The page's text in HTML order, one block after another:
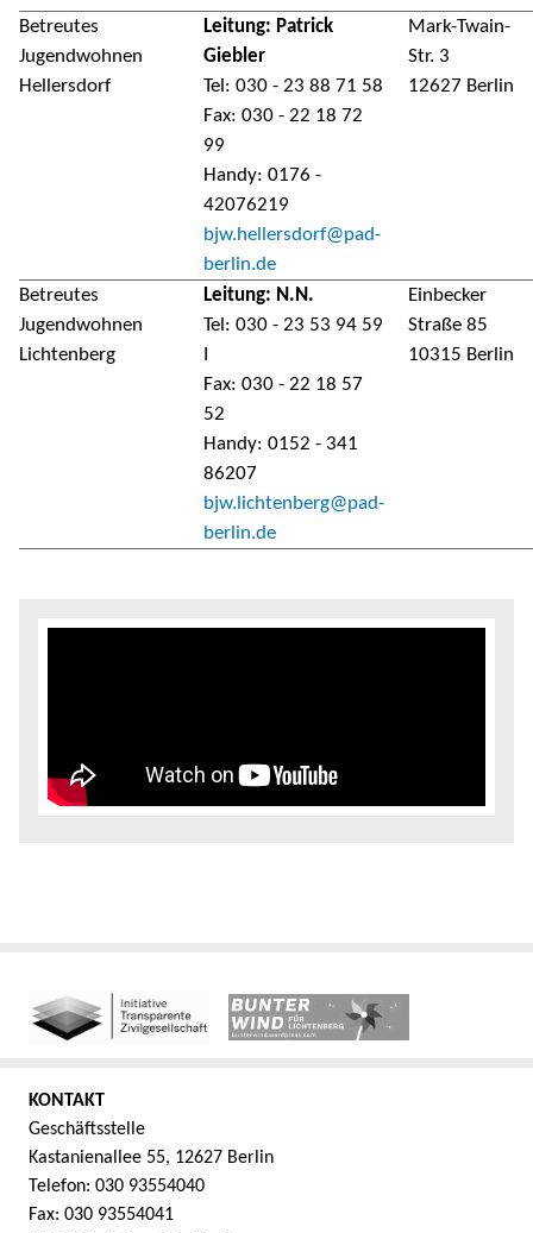
Betreutes
Jugendwohnen
Hellersdorf
Leitung: Patrick
Giebler
Tel: 030 - 23 88 71 58
Fax: 030 - 22 18 72
99
Handy: 0176 -
42076219
bjw.hellersdorf@pad-
berlin.de
Mark-Twain-
Str. 3
12627 Berlin
Betreutes
Jugendwohnen
Lichtenberg
Leitung: N.N.
Tel: 030 - 23 53 94 59
Fax: 030 - 22 18 57
52
Handy: 0152 - 341
86207
bjw.lichtenberg@pad-
berlin.de
Einbecker
Straße 85
10315 Berlin
KONTAKT
Geschäftsstelle
Kastanienallee 55, 12627 Berlin
Telefon: 030 93554040
Fax: 030 93554041